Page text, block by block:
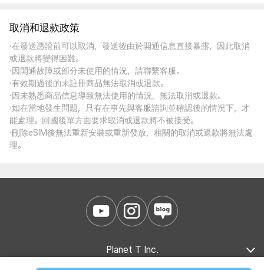
取消和退款政策
·在發送憑證前可以取消，發送後由於開通信息直接暴露，因此取消
或退款將變得困難。
·因開通故障或部分未使用的情況，請聯繫客服。
·有效期過後的未註冊商品無法取消或退款。
·因未熟悉商品信息導致無法使用的情況，無法取消或退款。
·如在當地發生問題，只有在事先與客服諮詢並確認後的情況下，才
能處理。回國後單方面要求取消或退款將不被接受。
·刪除eSIM後無法重新安裝或重新發放，相關的取消或退款將無法處
理。
Planet T Inc.